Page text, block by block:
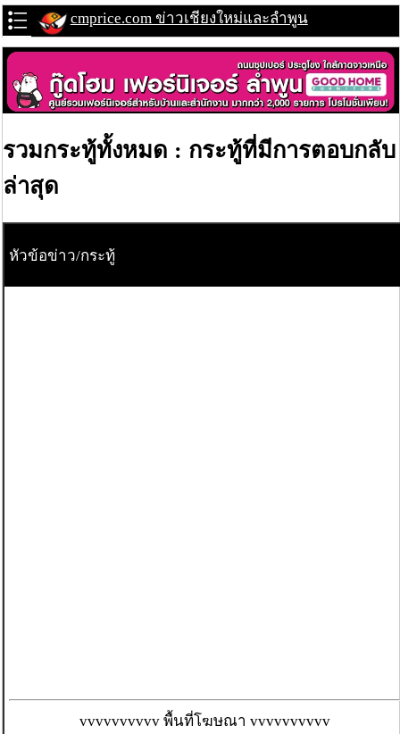
cmprice.com ข่าวเชียงใหม่และลำพูน
รวมกระทู้ทั้งหมด : กระทู้ที่มีการตอบกลับ
ล่าสุด
หัวข้อข่าว/กระทู้
vvvvvvvvvv พื้นที่โฆษณา vvvvvvvvvv